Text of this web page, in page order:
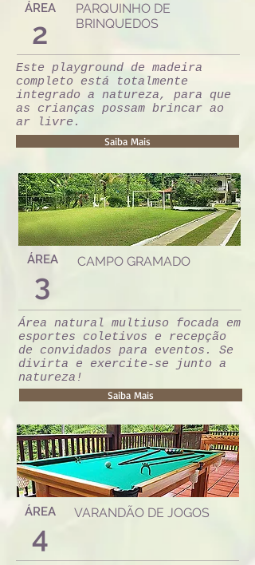
ÁREA
2
PARQUINHO DE
BRINQUEDOS
Este playground de madeira
completo está totalmente
integrado a natureza, para que
as crianças possam brincar ao
ar livre.
Saiba Mais
ÁREA
3
CAMPO GRAMADO
Área natural multiuso focada em
esportes coletivos e recepção
de convidados para eventos. Se
divirta e exercite-se junto a
natureza!
Saiba Mais
ÁREA
4
VARANDÃO DE JOGOS